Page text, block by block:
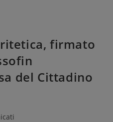
firmato
del Cittadino